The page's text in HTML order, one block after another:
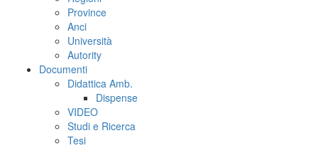
Province
Anci
Università
Autority
Documenti
Didattica Amb.
Dispense
VIDEO
Studi e Ricerca
Tesi